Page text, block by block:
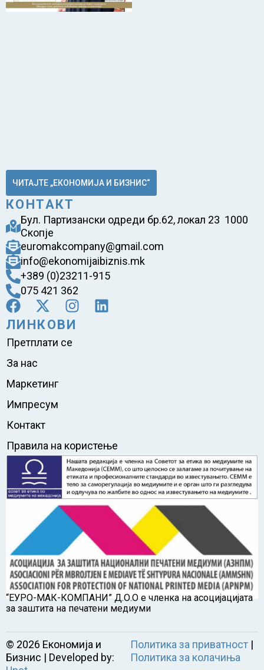
ЧИТАЈТЕ „ЕКОНОМИЈА И БИЗНИС“
КОНТАКТ
Бул. Партизански одреди бр.62, локал 23 1000
Скопје
euromakcompany@gmail.com
info@ekonomijaibiznis.mk
+389 (0)23211-915
075 421 362
ЛИНКОВИ
Претплати се
За нас
Маркетинг
Импресум
Контакт
Правила на користење
“ЕУРО-МАК-КОМПАНИ” Д.О.О е членка на асоцијацијата
за заштита на печатени медиуми
© 2026 Економија и
Бизнис | Developed by:
Политика за приватност|
Политика за колачиња